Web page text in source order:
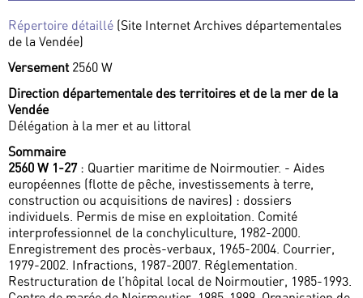
Répertoire détaillé (Site Internet Archives départementales
de la Vendée)
Versement 2560 W
Direction départementale des territoires et de la mer de la
Vendée
Délégation à la mer et au littoral
Sommaire
2560 W 1-27: Quartier maritime de Noirmoutier. - Aides
européennes (flotte de pêche, investissements à terre,
construction ou acquisitions de navires) : dossiers
individuels. Permis de mise en exploitation. Comité
interprofessionnel de la conchyliculture, 1982-2000.
Enregistrement des procès-verbaux, 1965-2004. Courrier,
1979-2002. Infractions, 1987-2007. Réglementation.
Restructuration de l’hôpital local de Noirmoutier, 1985-1993.